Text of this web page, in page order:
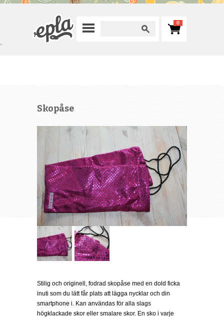
0
`
Skopåse
Stilig och originell, fodrad skopåse med en dold ficka
inuti som du lätt får plats att lägga nycklar och din
smartphone i. Kan användas för alla slags
högklackade skor eller smalare skor. En sko i varje